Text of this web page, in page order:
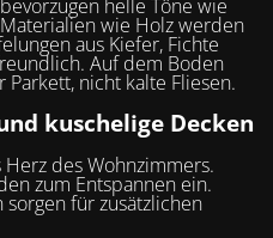
helle Töne wie
wie Holz werden
aus Kiefer, Fichte
Auf dem Boden
nicht kalte Fliesen.
kuschelige Decken
Herz des Wohnzimmers.
zum Entspannen ein.
sorgen für zusätzlichen